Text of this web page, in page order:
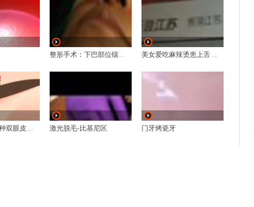
激光脱毛-比基尼区 门牙烤瓷牙